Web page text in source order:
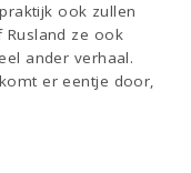
ook zullen
Rusland ze ook
ander verhaal.
er eentje door,